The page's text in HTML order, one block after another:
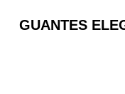
GUANTES